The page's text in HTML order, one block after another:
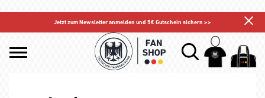
Jetzt zum Newsletter anmelden und 5€ Gutschein sichern >>